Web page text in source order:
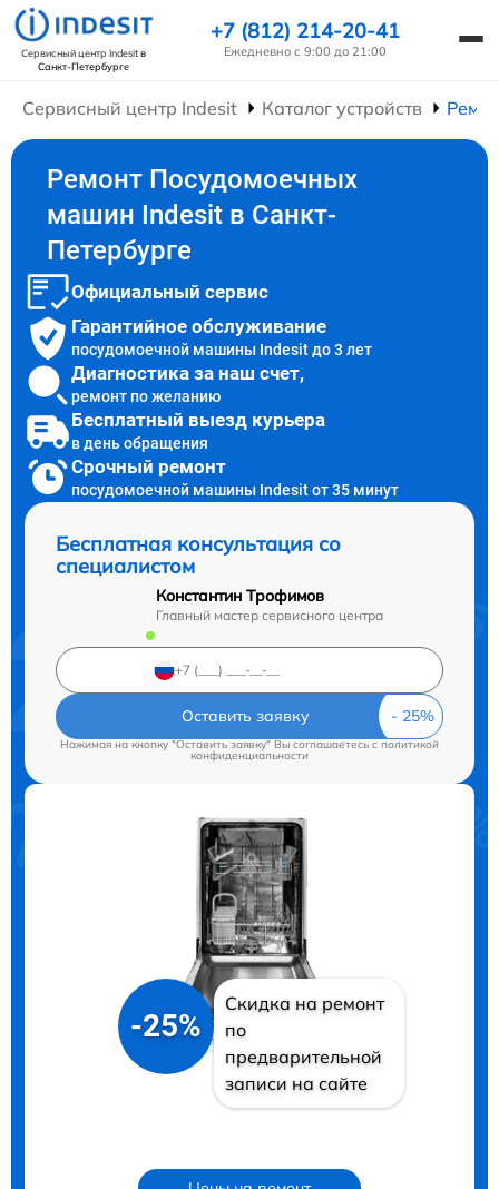
Сервисный центр Indesitв
Санкт-Петербурге
+7 (812) 214-20-41
Ежедневно с 9:00 до 21:00
Сервисный центр Indesit Каталог устройств
Ремонт Посудомоечных
машин Indesit в Санкт-
Петербурге
Официальный сервис
Гарантийное обслуживание
посудомоечной машины Indesit до 3 лет
Диагностика за наш счет,
ремонт по желанию
Бесплатный выезд курьера
в день обращения
Срочный ремонт
посудомоечной машины Indesit от 35 минут
Бесплатная консультация со
специалистом
Константин Трофимов
Главный мастер сервисного центра
Оставить заявку
Нажимая на кнопку "Оставить заявку" Вы соглашаетесь cполитикой
конфиденциальности
-25%
Скидка на ремонт
по
предварительной
записи на сайте